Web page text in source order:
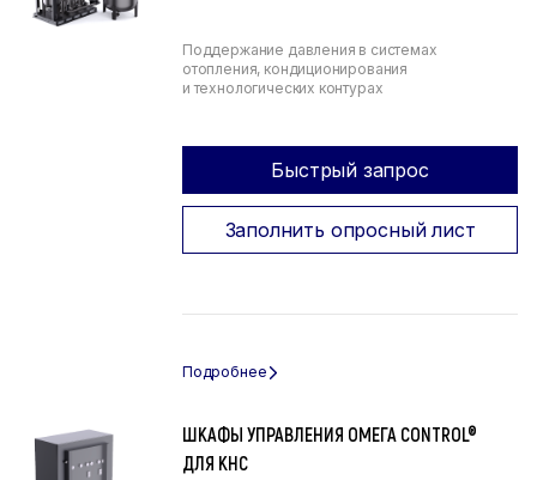
Поддержание давления в системах
отопления, кондиционирования
и технологических контурах
Быстрый запрос
Заполнить опросный лист
ШКАФЫ УПРАВЛЕНИЯ ОМЕГА CONTROL®
ДЛЯ КНС